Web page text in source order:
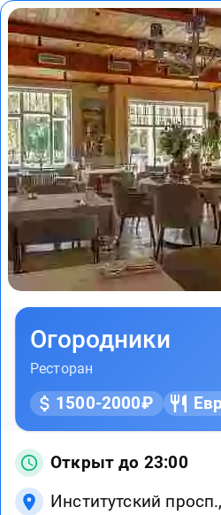
Огородники
Ресторан
1500-2000₽
Открыт до 23:00
Институтский